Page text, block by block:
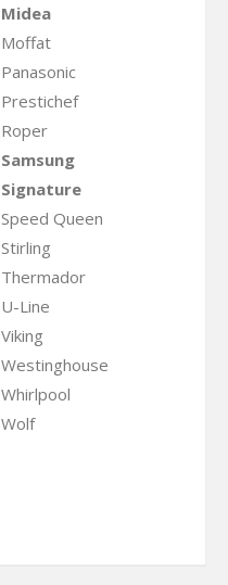
Midea
Moffat
Panasonic
Prestichef
Roper
Samsung
Signature
Speed Queen
Stirling
Thermador
U-Line
Viking
Westinghouse
Whirlpool
Wolf